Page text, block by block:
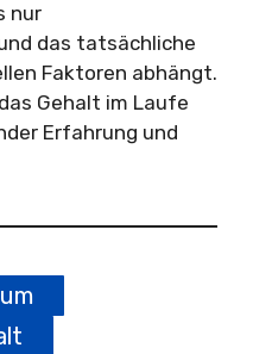
nur
das tatsächliche
Faktoren abhängt.
Gehalt im Laufe
Erfahrung und